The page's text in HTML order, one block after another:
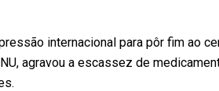
internacional para pôr fim ao
agravou a escassez de